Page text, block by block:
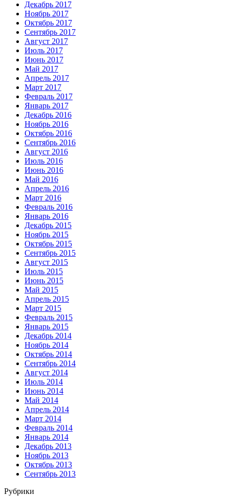
Декабрь 2017
Ноябрь 2017
Октябрь 2017
Сентябрь 2017
Август 2017
Июль 2017
Июнь 2017
Май 2017
Апрель 2017
Март 2017
Февраль 2017
Январь 2017
Декабрь 2016
Ноябрь 2016
Октябрь 2016
Сентябрь 2016
Август 2016
Июль 2016
Июнь 2016
Май 2016
Апрель 2016
Март 2016
Февраль 2016
Январь 2016
Декабрь 2015
Ноябрь 2015
Октябрь 2015
Сентябрь 2015
Август 2015
Июль 2015
Июнь 2015
Май 2015
Апрель 2015
Март 2015
Февраль 2015
Январь 2015
Декабрь 2014
Ноябрь 2014
Октябрь 2014
Сентябрь 2014
Август 2014
Июль 2014
Июнь 2014
Май 2014
Апрель 2014
Март 2014
Февраль 2014
Январь 2014
Декабрь 2013
Ноябрь 2013
Октябрь 2013
Сентябрь 2013
Рубрики